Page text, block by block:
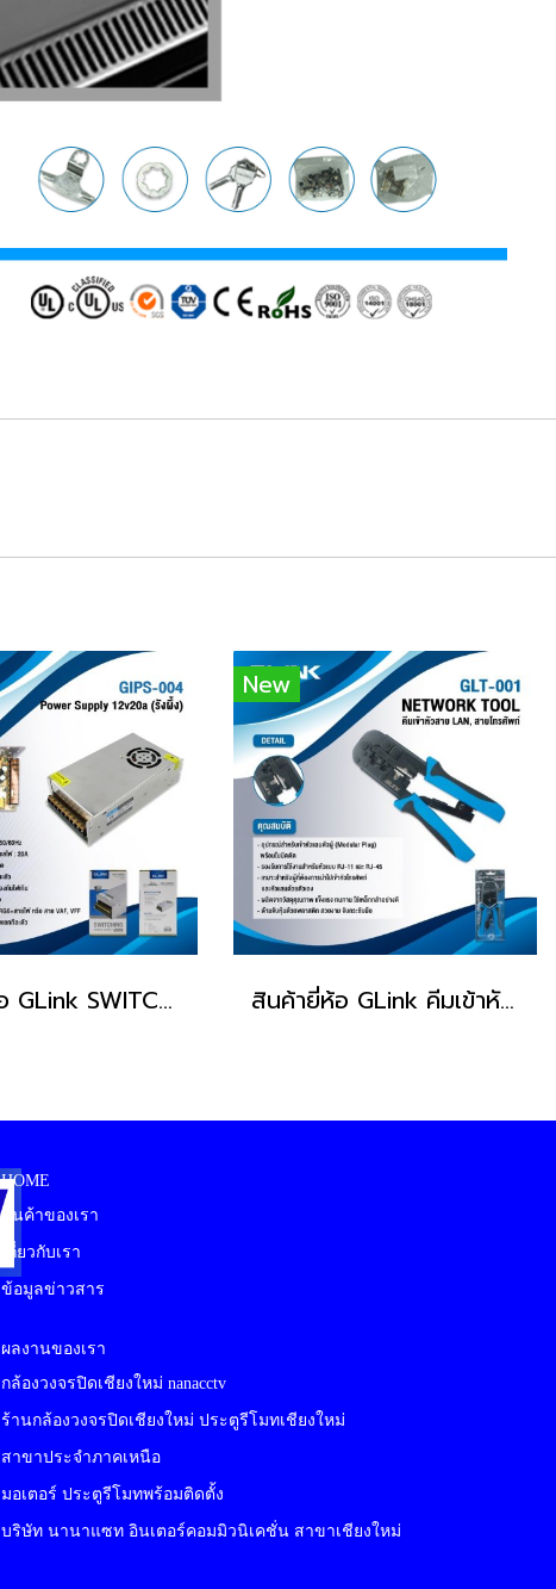
สินค้ายี่ห้อ GLink SWITCHING POWER SUPPLY รุ่น GIPS-004
New
สินค้ายี่ห้อ GLink คีมเข้าหัวสายแลนและสายโทรศัพท์ GLT-001
HOME
สินค้าของเรา
เกี่ยวกับเรา
ข้อมูลข่าวสาร
ผลงานของเรา
กล้องวงจรปิดเชียงใหม่ nanacctv
ร้านกล้องวงจรปิดเชียงใหม่ ประตูรีโมทเชียงใหม่
สาขาประจำภาคเหนือ
มอเตอร์ ประตูรีโมทพร้อมติดตั้ง
บริษัท นานาแซท อินเตอร์คอมมิวนิเคชั่น สาขาเชียงใหม่